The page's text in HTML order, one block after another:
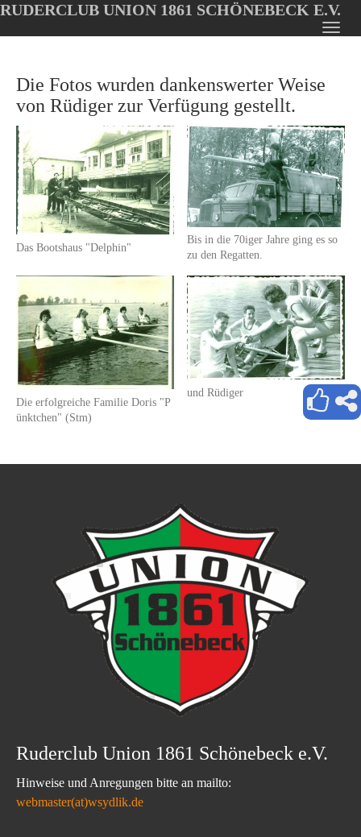
Oops, an error occurred! Code: 20260807081606fccf8a28
main
content
RUDERCLUB UNION 1861 SCHÖNEBECK E.V.
Die Fotos wurden dankenswerter Weise
von Rüdiger zur Verfügung gestellt.
Das Bootshaus "Delphin"
Bis in die 70iger Jahre ging es so
zu den Regatten.
Die erfolgreiche Familie Doris "P
ünktchen" (Stm)
und Rüdiger
Ruderclub Union 1861 Schönebeck e.V.
Hinweise und Anregungen bitte an mailto:
webmaster(at)wsydlik.de